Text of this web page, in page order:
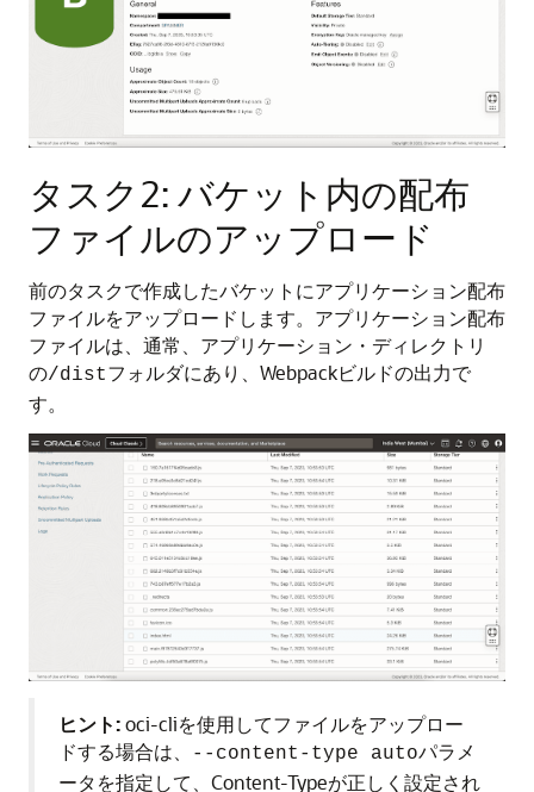
タスク2: バケット内の配布
ファイルのアップロード
前のタスクで作成したバケットにアプリケーション配布
ファイルをアップロードします。アプリケーション配布
ファイルは、通常、アプリケーション・ディレクトリ
の/distフォルダにあり、Webpackビルドの出力で
す。
ヒント:oci-cliを使用してファイルをアップロー
ドする場合は、
--content-type autoパラメ
ータを指定して、Content-Typeが正しく設定され